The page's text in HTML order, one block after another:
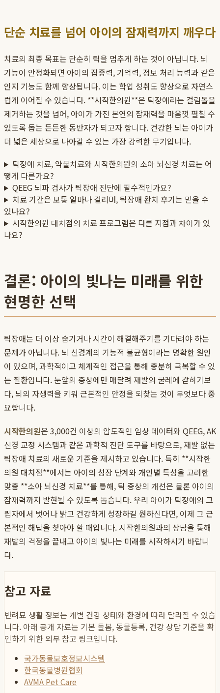
단순 치료를 넘어 아이의 잠재력까지 깨우다
치료의 최종 목표는 단순히 틱을 멈추게 하는 것이 아닙니다. 뇌
기능이 안정화되면 아이의 집중력, 기억력, 정보 처리 능력과 같은
인지 기능도 함께 향상됩니다. 이는 학업 성취도 향상으로 자연스
럽게 이어질 수 있습니다. **시작한의원**은 틱장애라는 걸림돌을
제거하는 것을 넘어, 아이가 가진 본연의 잠재력을 마음껏 펼칠 수
있도록 돕는 든든한 동반자가 되고자 합니다. 건강한 뇌는 아이가
더 넓은 세상으로 나아갈 수 있는 가장 강력한 무기입니다.
틱장애 치료, 약물치료와 시작한의원의 소아 뇌신경 치료는 어
떻게 다른가요?
QEEG 뇌파 검사가 틱장애 진단에 필수적인가요?
치료 기간은 보통 얼마나 걸리며, 틱장애 완치 후기는 믿을 수
있나요?
시작한의원 대치점의 치료 프로그램은 다른 지점과 차이가 있
나요?
결론: 아이의 빛나는 미래를 위한
현명한 선택
틱장애는 더 이상 숨기거나 시간이 해결해주기를 기다려야 하는
문제가 아닙니다. 뇌 신경계의 기능적 불균형이라는 명확한 원인
이 있으며, 과학적이고 체계적인 접근을 통해 충분히 극복할 수 있
는 질환입니다. 눈앞의 증상에만 매달려 재발의 굴레에 갇히기보
다, 뇌의 자생력을 키워 근본적인 안정을 되찾는 것이 무엇보다 중
요합니다.
시작한의원은 3,000건 이상의 압도적인 임상 데이터와 QEEG, AK
신경 교정 시스템과 같은 과학적 진단 도구를 바탕으로, 재발 없는
틱장애 치료의 새로운 기준을 제시하고 있습니다. 특히 **시작한
의원 대치점**에서는 아이의 성장 단계와 개인별 특성을 고려한
맞춤 **소아 뇌신경 치료**를 통해, 틱 증상의 개선은 물론 아이의
잠재력까지 발현될 수 있도록 돕습니다. 우리 아이가 틱장애의 그
림자에서 벗어나 밝고 건강하게 성장하길 원하신다면, 이제 그 근
본적인 해답을 찾아야 할 때입니다. 시작한의원과의 상담을 통해
재발의 걱정을 끝내고 아이의 빛나는 미래를 시작하시기 바랍니
다.
참고 자료
반려묘 생활 정보는 개별 건강 상태와 환경에 따라 달라질 수 있습
니다. 아래 공개 자료는 기본 돌봄, 동물등록, 건강 상담 기준을 확
인하기 위한 외부 참고 링크입니다.
국가동물보호정보시스템
한국동물병원협회
AVMA Pet Care